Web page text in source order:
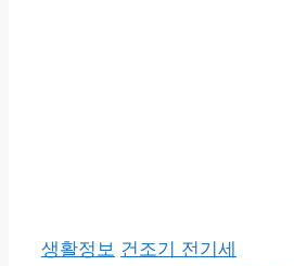
카
생활정보 태
건조기 전기세